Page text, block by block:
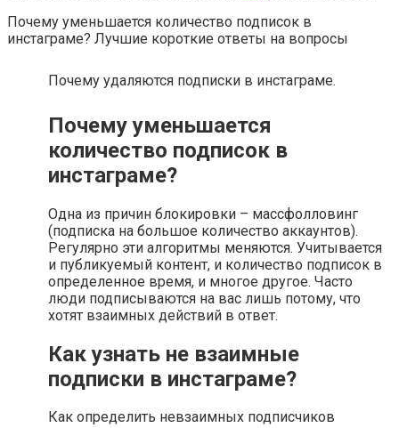
Почему уменьшается количество подписок в
инстаграме? Лучшие короткие ответы на вопросы
Почему удаляются подписки в инстаграме.
Почему уменьшается
количество подписок в
инстаграме?
Одна из причин блокировки – массфолловинг
(подписка на большое количество аккаунтов).
Регулярно эти алгоритмы меняются. Учитывается
и публикуемый контент, и количество подписок в
определенное время, и многое другое. Часто
люди подписываются на вас лишь потому, что
хотят взаимных действий в ответ.
Как узнать не взаимные
подписки в инстаграме?
Как определить невзаимных подписчиков